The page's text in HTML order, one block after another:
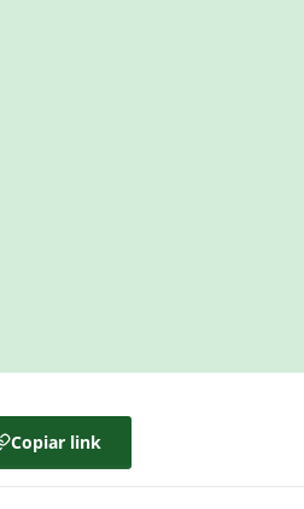
Copiar link